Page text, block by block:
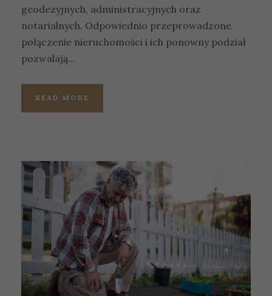
geodezyjnych, administracyjnych oraz
notarialnych. Odpowiednio przeprowadzone
połączenie nieruchomości i ich ponowny podział
pozwalają...
READ MORE